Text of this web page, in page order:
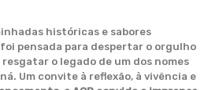
históricas e sabores
pensada para despertar o orgulho
o legado de um dos nomes
Um convite à reflexão, à vivência e